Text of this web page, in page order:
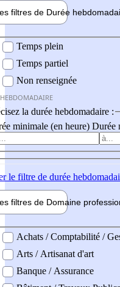
filtres de Durée hebdo
Temps plein
Temps partiel
Non renseignée
la durée hebdomadaire :
minimale (en heure) Durée
le filtre de durée
filtres de Domaine pro
professionel
Achats / Comptabilité /
Arts / Artisanat d'art
Banque / Assurance